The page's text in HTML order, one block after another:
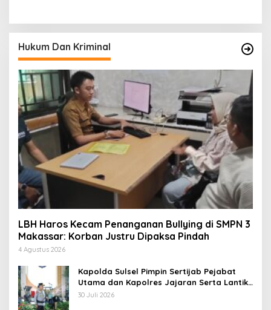
Hukum Dan Kriminal
LBH Haros Kecam Penanganan Bullying di SMPN 3
Makassar: Korban Justru Dipaksa Pindah
4 Agustus 2026
Kapolda Sulsel Pimpin Sertijab Pejabat
Utama dan Kapolres Jajaran Serta Lantik
Karolog dan Kapolresta Gowa
30 Juli 2026